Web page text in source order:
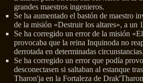
grandes maestros ingenieros.
Se ha aumentado el bastón de maestro
de la misión «Destruir los altares», a un
Se ha corregido un error de la misión
provocaba que la reina Inquinoda no
derrotada en determinadas circunstancias.
Se ha corregido un error que podía
desconectasen si saltaban al estanque
Tharon'ja en la Fortaleza de Drak'Tharon